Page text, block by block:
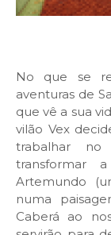
No que se
aventuras de
que vê a sua
vilão Vex
trabalhar no
transformar
Artemundo
numa
Caberá ao